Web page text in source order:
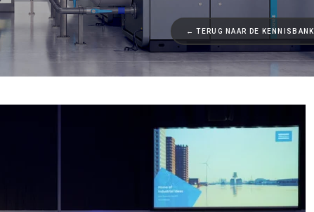
← TERUG NAAR DE KENNISBANK